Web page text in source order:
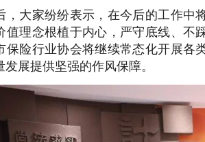
，大家纷纷表示，在今后的工作中
值理念根植于内心，严守底线、不
保险行业协会将继续常态化开展各
展提供坚强的作风保障。